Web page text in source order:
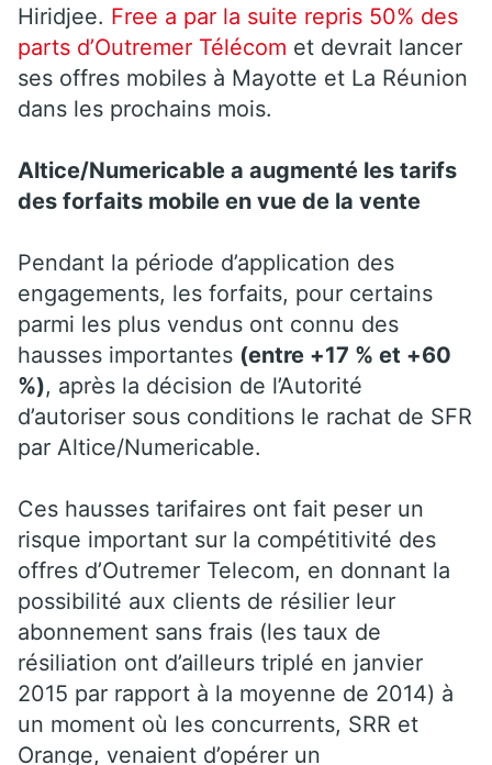
Hiridjee. Free a par la suite repris 50% des
parts d’Outremer Télécom et devrait lancer
ses offres mobiles à Mayotte et La Réunion
dans les prochains mois.
Altice/Numericable a augmenté les tarifs
des forfaits mobile en vue de la vente
Pendant la période d’application des
engagements, les forfaits, pour certains
parmi les plus vendus ont connu des
hausses importantes (entre +17 % et +60
%), après la décision de l’Autorité
d’autoriser sous conditions le rachat de SFR
par Altice/Numericable.
Ces hausses tarifaires ont fait peser un
risque important sur la compétitivité des
offres d’Outremer Telecom, en donnant la
possibilité aux clients de résilier leur
abonnement sans frais (les taux de
résiliation ont d’ailleurs triplé en janvier
2015 par rapport à la moyenne de 2014) à
un moment où les concurrents, SRR et
Orange, venaient d’opérer un